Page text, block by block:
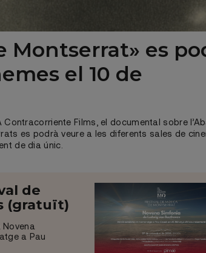
Montserrat» es
el 10 de
Contracorriente Films, el documental sobre
es podrà veure a les diferents sales de
de dia únic.
de
(gratuït)
a Pau